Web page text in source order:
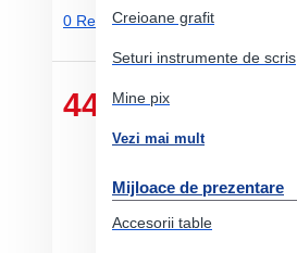
Creioane grafit
Seturi instrumente de scris
Mine pix
Vezi mai mult
Mijloace de prezentare
Accesorii table
0 Review-uri. - Adauga un review
44.58 Lei